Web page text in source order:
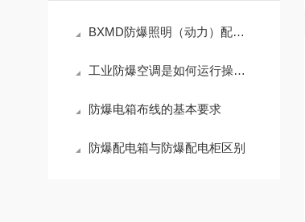
BXMD防爆照明（动力）配电存在的三大问题
工业防爆空调是如何运行操作维护的
防爆电箱布线的基本要求
防爆配电箱与防爆配电柜区别